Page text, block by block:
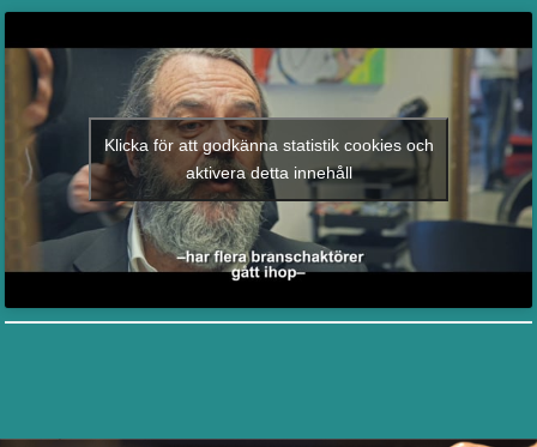
Klicka för att godkänna statistik cookies och
aktivera detta innehåll